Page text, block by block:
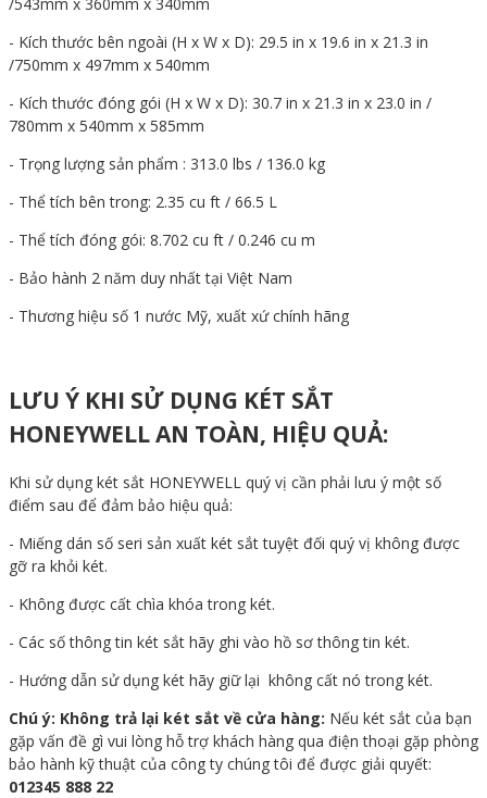
- Kích thước bên ngoài (H x W x D): 29.5 in x 19.6 in x 21.3 in
/750mm x 497mm x 540mm
- Kích thước đóng gói (H x W x D): 30.7 in x 21.3 in x 23.0 in /
780mm x 540mm x 585mm
- Trọng lượng sản phẩm : 313.0 lbs / 136.0 kg
- Thể tích bên trong: 2.35 cu ft / 66.5 L
- Thể tích đóng gói: 8.702 cu ft / 0.246 cu m
- Bảo hành 2 năm duy nhất tại Việt Nam
- Thương hiệu số 1 nước Mỹ, xuất xứ chính hãng
LƯU Ý KHI SỬ DỤNG KÉT SẮT
HONEYWELL AN TOÀN, HIỆU QUẢ:
Khi sử dụng két sắt HONEYWELL quý vị cần phải lưu ý một số
điểm sau để đảm bảo hiệu quả:
- Miếng dán số seri sản xuất két sắt tuyệt đối quý vị không được
gỡ ra khỏi két.
- Không được cất chìa khóa trong két.
- Các số thông tin két sắt hãy ghi vào hồ sơ thông tin két.
- Hướng dẫn sử dụng két hãy giữ lại không cất nó trong két.
Chú ý: Không trả lại két sắt về cửa hàng: Nếu két sắt của bạn
gặp vấn đề gì vui lòng hỗ trợ khách hàng qua điện thoại gặp phòng
bảo hành kỹ thuật của công ty chúng tôi để được giải quyết:
012345 888 22